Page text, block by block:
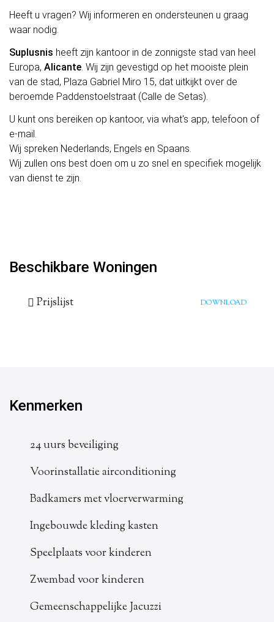
Heeft u vragen? Wij informeren en ondersteunen u graag
waar nodig.
Suplusnis heeft zijn kantoor in de zonnigste stad van heel
Europa, Alicante. Wij zijn gevestigd op het mooiste plein
van de stad, Plaza Gabriel Miro 15, dat uitkijkt over de
beroemde Paddenstoelstraat (Calle de Setas).
U kunt ons bereiken op kantoor, via what's app, telefoon of
e-mail.
Wij spreken Nederlands, Engels en Spaans.
Wij zullen ons best doen om u zo snel en specifiek mogelijk
van dienst te zijn.
Beschikbare Woningen
Prijslijst DOWNLOAD
Kenmerken
24 uurs beveiliging
Voorinstallatie airconditioning
Badkamers met vloerverwarming
Ingebouwde kleding kasten
Speelplaats voor kinderen
Zwembad voor kinderen
Gemeenschappelijke Jacuzzi